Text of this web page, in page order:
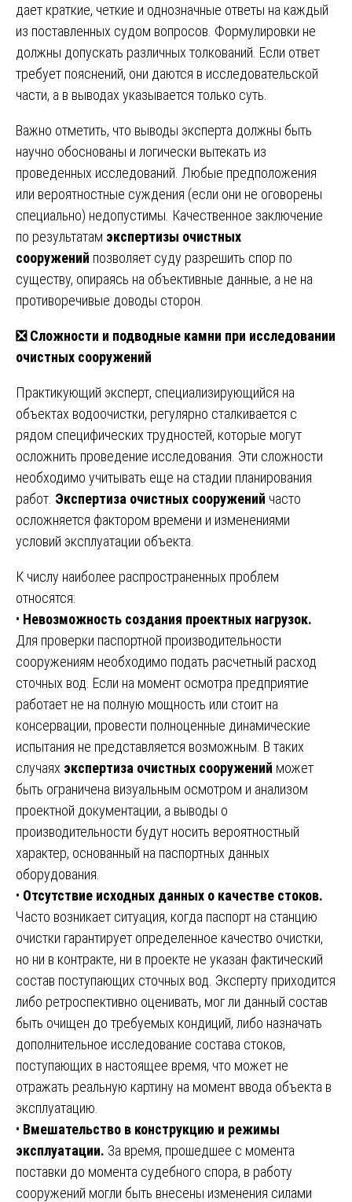
дает краткие, четкие и однозначные ответы на каждый
из поставленных судом вопросов. Формулировки не
должны допускать различных толкований. Если ответ
требует пояснений, они даются в исследовательской
части, а в выводах указывается только суть.
Важно отметить, что выводы эксперта должны быть
научно обоснованы и логически вытекать из
проведенных исследований. Любые предположения
или вероятностные суждения (если они не оговорены
специально) недопустимы. Качественное заключение
по результатам экспертизы очистных
сооружений позволяет суду разрешить спор по
существу, опираясь на объективные данные, а не на
противоречивые доводы сторон.
❎Сложности и подводные камни при исследовании
очистных сооружений
Практикующий эксперт, специализирующийся на
объектах водоочистки, регулярно сталкивается с
рядом специфических трудностей, которые могут
осложнить проведение исследования. Эти сложности
необходимо учитывать еще на стадии планирования
работ. Экспертиза очистных сооружений часто
осложняется фактором времени и изменениями
условий эксплуатации объекта.
К числу наиболее распространенных проблем
относятся:
• Невозможность создания проектных нагрузок.
Для проверки паспортной производительности
сооружениям необходимо подать расчетный расход
сточных вод. Если на момент осмотра предприятие
работает не на полную мощность или стоит на
консервации, провести полноценные динамические
испытания не представляется возможным. В таких
случаях экспертиза очистных сооружений может
быть ограничена визуальным осмотром и анализом
проектной документации, а выводы о
производительности будут носить вероятностный
характер, основанный на паспортных данных
оборудования.
• Отсутствие исходных данных о качестве стоков.
Часто возникает ситуация, когда паспорт на станцию
очистки гарантирует определенное качество очистки,
но ни в контракте, ни в проекте не указан фактический
состав поступающих сточных вод. Эксперту приходится
либо ретроспективно оценивать, мог ли данный состав
быть очищен до требуемых кондиций, либо назначать
дополнительное исследование состава стоков,
поступающих в настоящее время, что может не
отражать реальную картину на момент ввода объекта в
эксплуатацию.
• Вмешательство в конструкцию и режимы
эксплуатации. За время, прошедшее с момента
поставки до момента судебного спора, в работу
сооружений могли быть внесены изменения силами